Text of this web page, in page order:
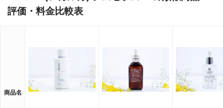
評価・料金比較表
商品名